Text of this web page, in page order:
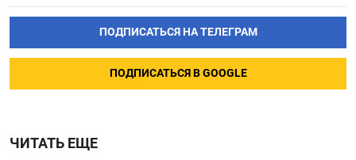
ПОДПИСАТЬСЯ НА ТЕЛЕГРАМ
ПОДПИСАТЬСЯ В GOOGLE
ЧИТАТЬ ЕЩЕ